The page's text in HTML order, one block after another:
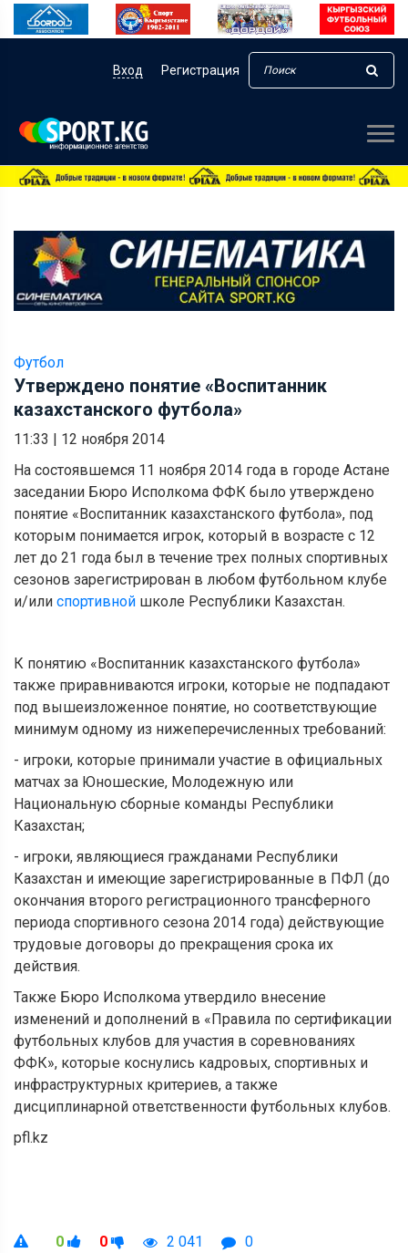
Вход Регистрация
Футбол
Утверждено понятие «Воспитанник
казахстанского футбола»
11:33 | 12 ноября 2014
На состоявшемся 11 ноября 2014 года в городе Астане
заседании Бюро Исполкома ФФК было утверждено
понятие «Воспитанник казахстанского футбола», под
которым понимается игрок, который в возрасте с 12
лет до 21 года был в течение трех полных спортивных
сезонов зарегистрирован в любом футбольном клубе
и/или спортивной школе Республики Казахстан.
К понятию «Воспитанник казахстанского футбола»
также приравниваются игроки, которые не подпадают
под вышеизложенное понятие, но соответствующие
минимум одному из нижеперечисленных требований:
- игроки, которые принимали участие в официальных
матчах за Юношеские, Молодежную или
Национальную сборные команды Республики
Казахстан;
- игроки, являющиеся гражданами Республики
Казахстан и имеющие зарегистрированные в ПФЛ (до
окончания второго регистрационного трансферного
периода спортивного сезона 2014 года) действующие
трудовые договоры до прекращения срока их
действия.
Также Бюро Исполкома утвердило внесение
изменений и дополнений в «Правила по сертификации
футбольных клубов для участия в соревнованиях
ФФК», которые коснулись кадровых, спортивных и
инфраструктурных критериев, а также
дисциплинарной ответственности футбольных клубов.
pfl.kz
0 0 2 041 0